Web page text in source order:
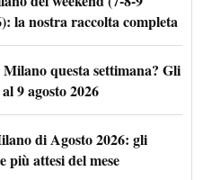
la nostra raccolta completa
questa settimana? Gli
9 agosto 2026
di Agosto 2026: gli
più attesi del mese